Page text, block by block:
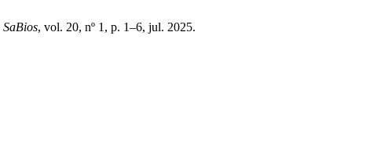
SaBios, vol. 20, nº 1, p. 1–6, jul. 2025.